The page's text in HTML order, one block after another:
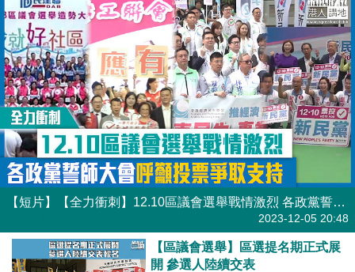
【短片】【全力衝刺】12.10區議會選舉戰情激烈 各政黨誓師大會呼籲投票爭取支持
2023-12-05 20:48
【區議會選舉】區選提名期正式展
開 參選人陸續交表